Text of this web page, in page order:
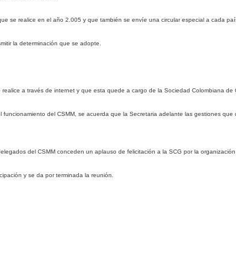
se realice en el año 2.005 y que también se envíe una circular especial a cada
la determinación que se adopte.
a través de internet y que esta quede a cargo de la Sociedad Colombiana de
del CSMM, se acuerda que la Secretaria adelante las gestiones
del CSMM conceden un aplauso de felicitación a la SCG por la organización
y se da por terminada la reunión.